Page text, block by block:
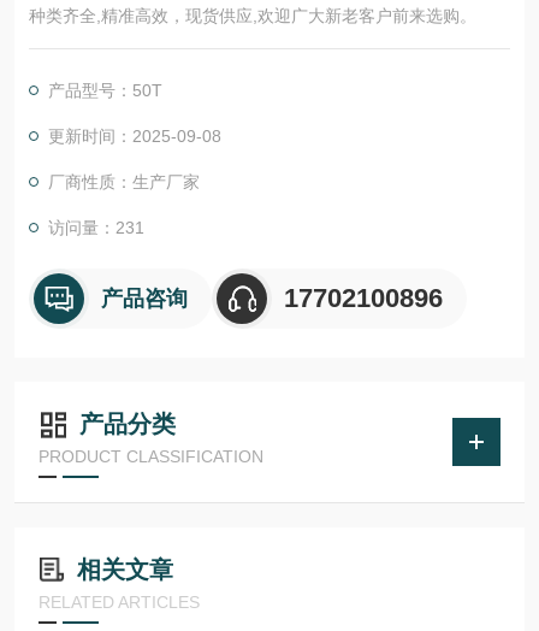
种类齐全,精准高效，现货供应,欢迎广大新老客户前来选购。
产品型号：50T
更新时间：2025-09-08
厂商性质：生产厂家
访问量：231
产品咨询 17702100896
产品分类
PRODUCT CLASSIFICATION
相关文章
RELATED ARTICLES